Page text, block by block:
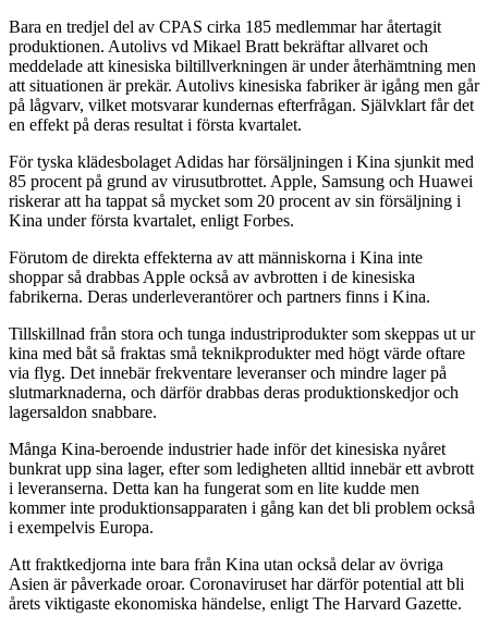
Bara en tredjel del av CPAS cirka 185 medlemmar har återtagit
produktionen. Autolivs vd Mikael Bratt bekräftar allvaret och
meddelade att kinesiska biltillverkningen är under återhämtning men
att situationen är prekär. Autolivs kinesiska fabriker är igång men går
på lågvarv, vilket motsvarar kundernas efterfrågan. Självklart får det
en effekt på deras resultat i första kvartalet.
För tyska klädesbolaget Adidas har försäljningen i Kina sjunkit med
85 procent på grund av virusutbrottet. Apple, Samsung och Huawei
riskerar att ha tappat så mycket som 20 procent av sin försäljning i
Kina under första kvartalet, enligt Forbes.
Förutom de direkta effekterna av att människorna i Kina inte
shoppar så drabbas Apple också av avbrotten i de kinesiska
fabrikerna. Deras underleverantörer och partners finns i Kina.
Tillskillnad från stora och tunga industriprodukter som skeppas ut ur
kina med båt så fraktas små teknikprodukter med högt värde oftare
via flyg. Det innebär frekventare leveranser och mindre lager på
slutmarknaderna, och därför drabbas deras produktionskedjor och
lagersaldon snabbare.
Många Kina-beroende industrier hade inför det kinesiska nyåret
bunkrat upp sina lager, efter som ledigheten alltid innebär ett avbrott
i leveranserna. Detta kan ha fungerat som en lite kudde men
kommer inte produktionsapparaten i gång kan det bli problem också
i exempelvis Europa.
Att fraktkedjorna inte bara från Kina utan också delar av övriga
Asien är påverkade oroar. Coronaviruset har därför potential att bli
årets viktigaste ekonomiska händelse, enligt The Harvard Gazette.